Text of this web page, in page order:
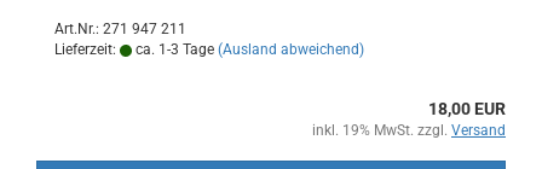
Art.Nr.: 271 947 211
Lieferzeit:
ca. 1-3 Tage (Ausland abweichend)
18,00 EUR
inkl. 19% MwSt. zzgl. Versand